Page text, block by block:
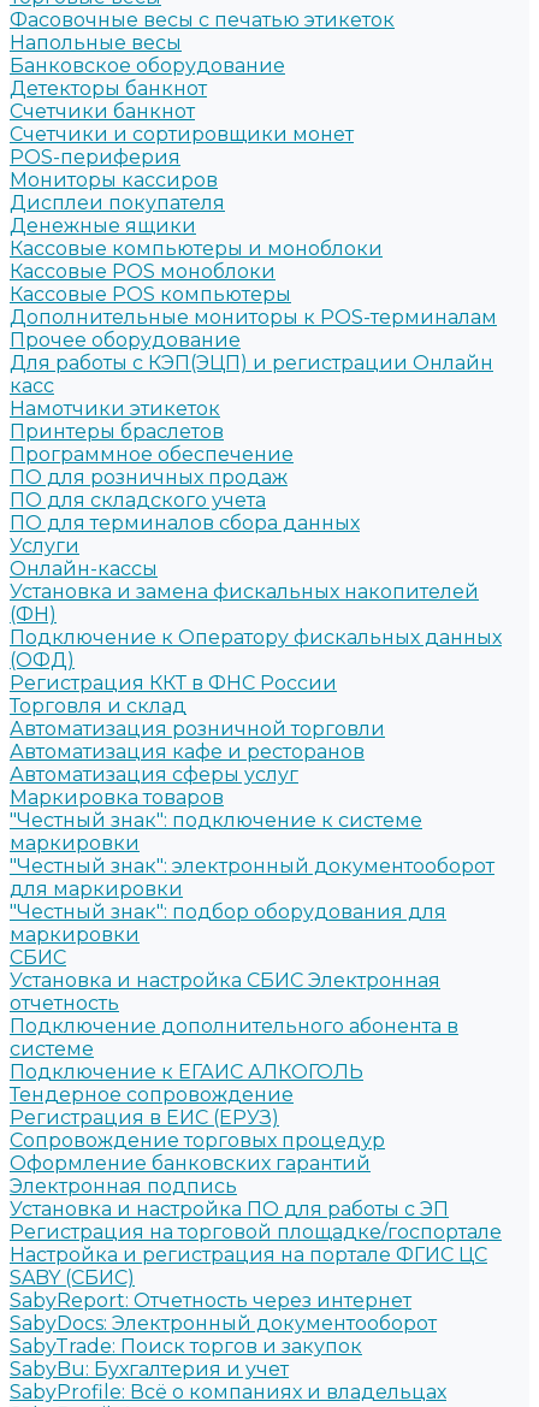
Фасовочные весы с печатью этикеток
Напольные весы
Банковское оборудование
Детекторы банкнот
Счетчики банкнот
Счетчики и сортировщики монет
POS-периферия
Мониторы кассиров
Дисплеи покупателя
Денежные ящики
Кассовые компьютеры и моноблоки
Кассовые POS моноблоки
Кассовые POS компьютеры
Дополнительные мониторы к POS-терминалам
Прочее оборудование
Для работы с КЭП(ЭЦП) и регистрации Онлайн
касс
Намотчики этикеток
Принтеры браслетов
Программное обеспечение
ПО для розничных продаж
ПО для складского учета
ПО для терминалов сбора данных
Услуги
Онлайн-кассы
Установка и замена фискальных накопителей
(ФН)
Подключение к Оператору фискальных данных
(ОФД)
Регистрация ККТ в ФНС России
Торговля и склад
Автоматизация розничной торговли
Автоматизация кафе и ресторанов
Автоматизация сферы услуг
Маркировка товаров
"Честный знак": подключение к системе
маркировки
"Честный знак": электронный документооборот
для маркировки
"Честный знак": подбор оборудования для
маркировки
СБИС
Установка и настройка СБИС Электронная
отчетность
Подключение дополнительного абонента в
системе
Подключение к ЕГАИС АЛКОГОЛЬ
Тендерное сопровождение
Регистрация в ЕИС (ЕРУЗ)
Сопровождение торговых процедур
Оформление банковских гарантий
Электронная подпись
Установка и настройка ПО для работы с ЭП
Регистрация на торговой площадке/госпортале
Настройка и регистрация на портале ФГИС ЦС
SABY (СБИС)
SabyReport: Отчетность через интернет
SabyDocs: Электронный документооборот
SabyTrade: Поиск торгов и закупок
SabyBu: Бухгалтерия и учет
SabyProfile: Всё о компаниях и владельцах